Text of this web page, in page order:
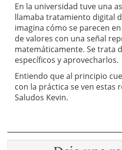
En la universidad tuve una
llamaba tratamiento digital
imagina cómo se parecen
de valores con una señal
matemáticamente. Se trata
específicos y aprovecharlos.
Entiendo que al principio
con la práctica se ven estas
Saludos Kevin.